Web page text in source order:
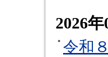
2026年
令和